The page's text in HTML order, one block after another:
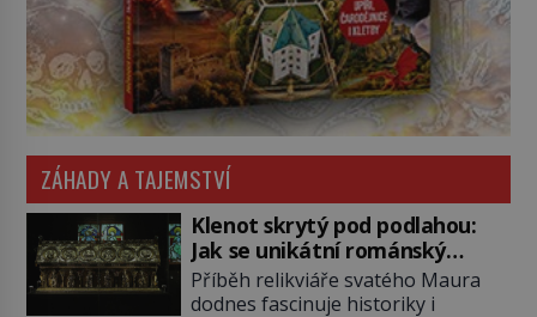
ZÁHADY A TAJEMSTVÍ
Klenot skrytý pod podlahou:
Jak se unikátní románský
poklad dostal do zapadlého
Bečova?
Příběh relikviáře svatého Maura
dodnes fascinuje historiky i